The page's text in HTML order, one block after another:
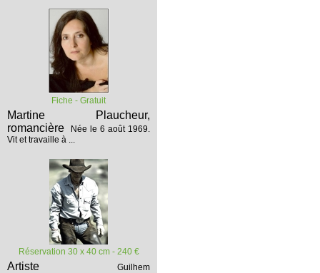
Fiche - Gratuit
Martine Plaucheur,
romancière
Née le 6 août 1969.
Vit et travaille à ...
Réservation 30 x 40 cm - 240 €
Artiste
Guilhem